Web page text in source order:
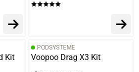
Kit
PODSYSTEME
Voopoo Drag X3 Kit